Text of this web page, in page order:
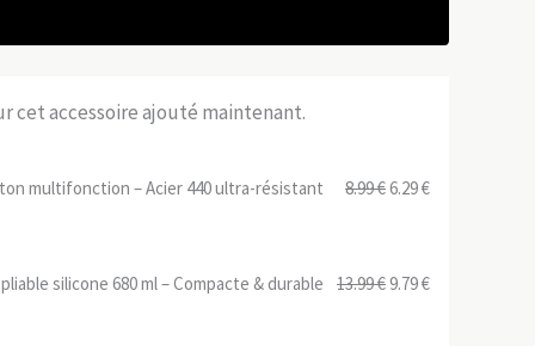
cet accessoire ajouté maintenant.
multifonction – Acier 440 ultra-résistant 8.99€Le
était :
6.29€Le
est :
silicone 680 ml – Compacte & durable 13.99€Le
9.79€Le